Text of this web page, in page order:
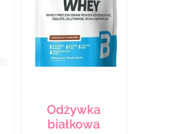
Odżywka
białkowa